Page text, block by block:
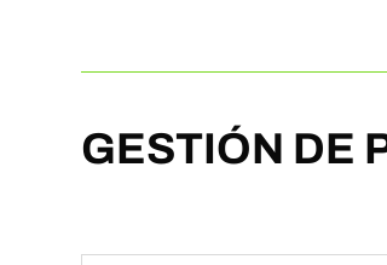
GESTIÓN DE